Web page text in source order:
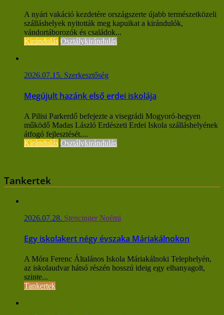
A nyári vakáció kezdetére országszerte újabb természetközeli
szálláshelyek nyitották meg kapuikat a kirándulók,
vándortáborozók és családok...
Kirándulás Osztálykirándulás
2026.07.15. Szerkesztőség
Megújult hazánk első erdei iskolája
A Pilisi Parkerdő befejezte a visegrádi Mogyoró-hegyen
működő Madas László Erdészeti Erdei Iskola szálláshelyének
átfogó fejlesztését....
Kirándulás Osztálykirándulás
Tankertek
2026.07.28. Stencinger Noémi
Egy iskolakert négy évszaka Máriakálnokon
A Móra Ferenc Általános Iskola Máriakálnoki Telephelyén,
az iskolaudvar hátsó részén hosszú ideig egy elhanyagolt,
szinte...
Tankertek